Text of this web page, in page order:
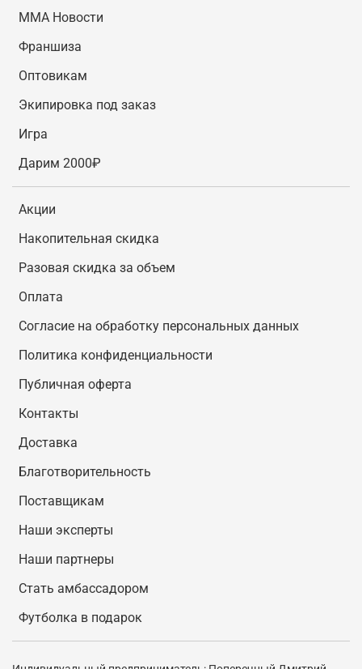
MMA Новости
Франшиза
Оптовикам
Экипировка под заказ
Игра
Дарим 2000₽
Акции
Накопительная скидка
Разовая скидка за объем
Оплата
Согласие на обработку персональных данных
Политика конфиденциальности
Публичная оферта
Контакты
Доставка
Благотворительность
Поставщикам
Наши эксперты
Наши партнеры
Стать амбассадором
Футболка в подарок